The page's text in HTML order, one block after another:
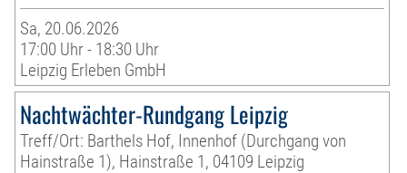
Sa, 20.06.2026
17:00 Uhr - 18:30 Uhr
Leipzig Erleben GmbH
Nachtwächter-Rundgang Leipzig
Treff/Ort: Barthels Hof, Innenhof (Durchgang von
Hainstraße 1), Hainstraße 1, 04109 Leipzig